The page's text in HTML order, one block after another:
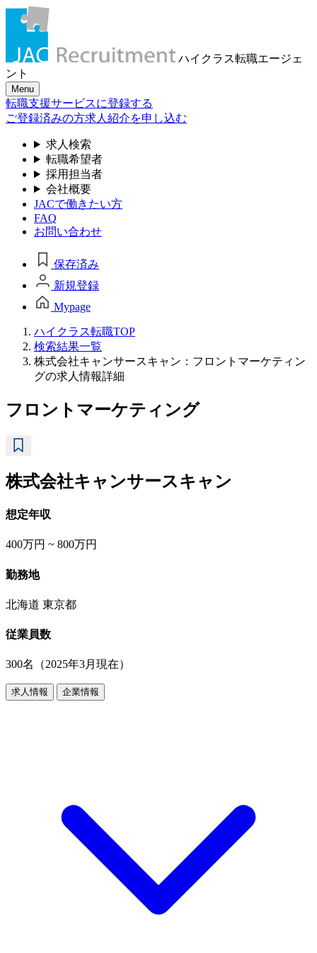
ハイクラス転職エージェ
ント
Menu
転職支援サービスに登録する
ご登録済みの方求人紹介を申し込む
求人検索
転職希望者
採用担当者
会社概要
JACで働きたい方
FAQ
お問い合わせ
保存済み
新規登録
Mypage
ハイクラス転職TOP
検索結果一覧
株式会社キャンサースキャン：フロントマーケティン
グの求人情報詳細
フロントマーケティング
株式会社キャンサースキャン
想定年収
400万円 ~ 800万円
勤務地
北海道 東京都
従業員数
300名（2025年3月現在）
求人情報 企業情報